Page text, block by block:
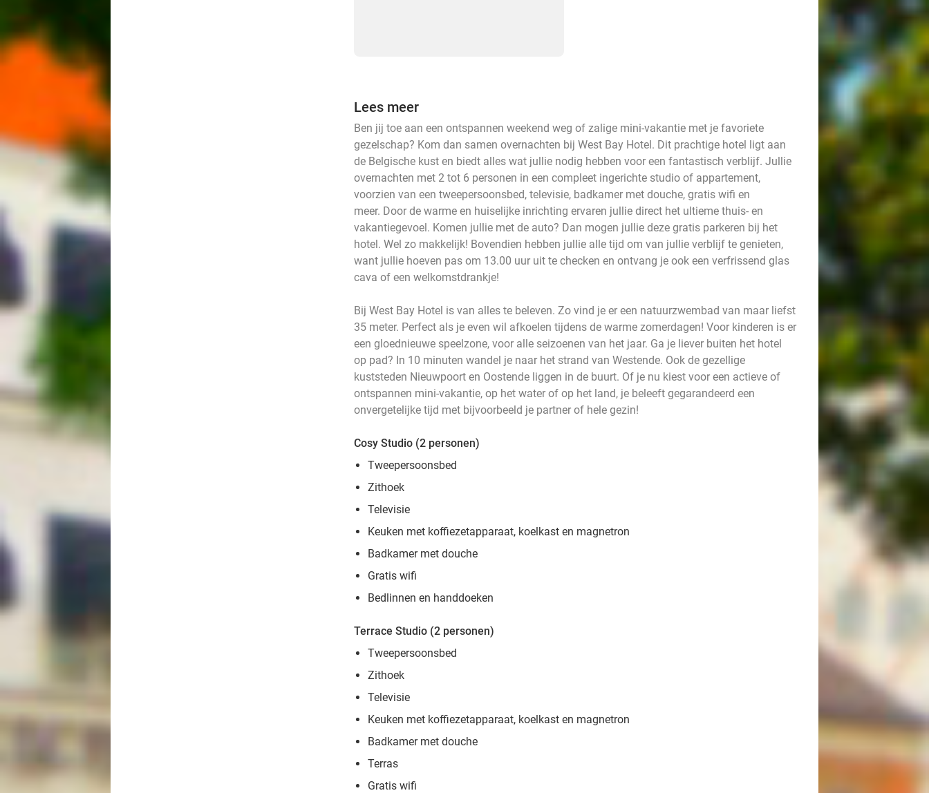
Lees meer
Ben jij toe aan een ontspannen weekend weg of zalige mini-vakantie met je favoriete
gezelschap? Kom dan samen overnachten bij West Bay Hotel. Dit prachtige hotel ligt aan
de Belgische kust en biedt alles wat jullie nodig hebben voor een fantastisch verblijf. Jullie
overnachten met 2 tot 6 personen in een compleet ingerichte studio of appartement,
voorzien van een tweepersoonsbed, televisie, badkamer met douche, gratis wifi en
meer. Door de warme en huiselijke inrichting ervaren jullie direct het ultieme thuis- en
vakantiegevoel. Komen jullie met de auto? Dan mogen jullie deze gratis parkeren bij het
hotel. Wel zo makkelijk! Bovendien hebben jullie alle tijd om van jullie verblijf te genieten,
want jullie hoeven pas om 13.00 uur uit te checken en ontvang je ook een verfrissend glas
cava of een welkomstdrankje!
Bij West Bay Hotel is van alles te beleven. Zo vind je er een natuurzwembad van maar liefst
35 meter. Perfect als je even wil afkoelen tijdens de warme zomerdagen! Voor kinderen is er
een gloednieuwe speelzone, voor alle seizoenen van het jaar. Ga je liever buiten het hotel
op pad? In 10 minuten wandel je naar het strand van Westende. Ook de gezellige
kuststeden Nieuwpoort en Oostende liggen in de buurt. Of je nu kiest voor een actieve of
ontspannen mini-vakantie, op het water of op het land, je beleeft gegarandeerd een
onvergetelijke tijd met bijvoorbeeld je partner of hele gezin!
Cosy Studio (2 personen)
Tweepersoonsbed
Zithoek
Televisie
Keuken met koffiezetapparaat, koelkast en magnetron
Badkamer met douche
Gratis wifi
Bedlinnen en handdoeken
Terrace Studio (2 personen)
Tweepersoonsbed
Zithoek
Televisie
Keuken met koffiezetapparaat, koelkast en magnetron
Badkamer met douche
Terras
Gratis wifi